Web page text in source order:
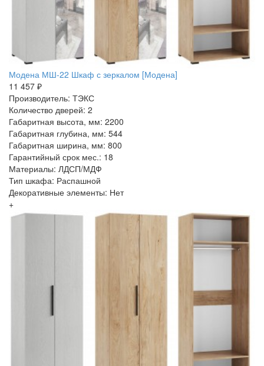
Модена МШ-22 Шкаф с зеркалом [Модена]
11 457 ₽
Производитель: ТЭКС
Количество дверей: 2
Габаритная высота, мм: 2200
Габаритная глубина, мм: 544
Габаритная ширина, мм: 800
Гарантийный срок мес.: 18
Материалы: ЛДСП/МДФ
Тип шкафа: Распашной
Декоративные элементы: Нет
+